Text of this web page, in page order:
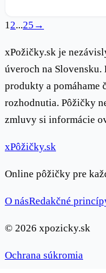
1 2...25 →
xPožičky.sk je
úveroch na Slovensku.
produkty a
rozhodnutia. Pôžičky
zmluvy si informácie
xPôžičky.sk
Online pôžičky pre
O násRedakčné
© 2026 xpozicky.sk
Ochrana súkromia